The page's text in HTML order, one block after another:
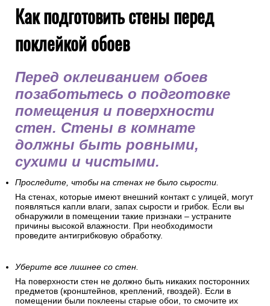
Как подготовить стены перед
поклейкой обоев
Перед оклеиванием обоев
позаботьтесь о подготовке
помещения и поверхности
стен. Стены в комнате
должны быть ровными,
сухими и чистыми.
Проследите, чтобы на стенах не было сырости.
На стенах, которые имеют внешний контакт с улицей, могут
появляться капли влаги, запах сырости и грибок. Если вы
обнаружили в помещении такие признаки – устраните
причины высокой влажности. При необходимости
проведите антигрибковую обработку.
Уберите все лишнее со стен.
На поверхности стен не должно быть никаких посторонних
предметов (кронштейнов, креплений, гвоздей). Если в
помещении были поклеены старые обои, то смочите их